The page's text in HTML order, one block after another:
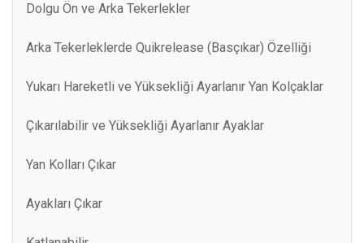
Dolgu Ön ve Arka Tekerlekler
Arka Tekerleklerde Quikrelease (Basçıkar) Özelliği
Yukarı Hareketli ve Yüksekliği Ayarlanır Yan Kolçaklar
Çıkarılabilir ve Yüksekliği Ayarlanır Ayaklar
Yan Kolları Çıkar
Ayakları Çıkar